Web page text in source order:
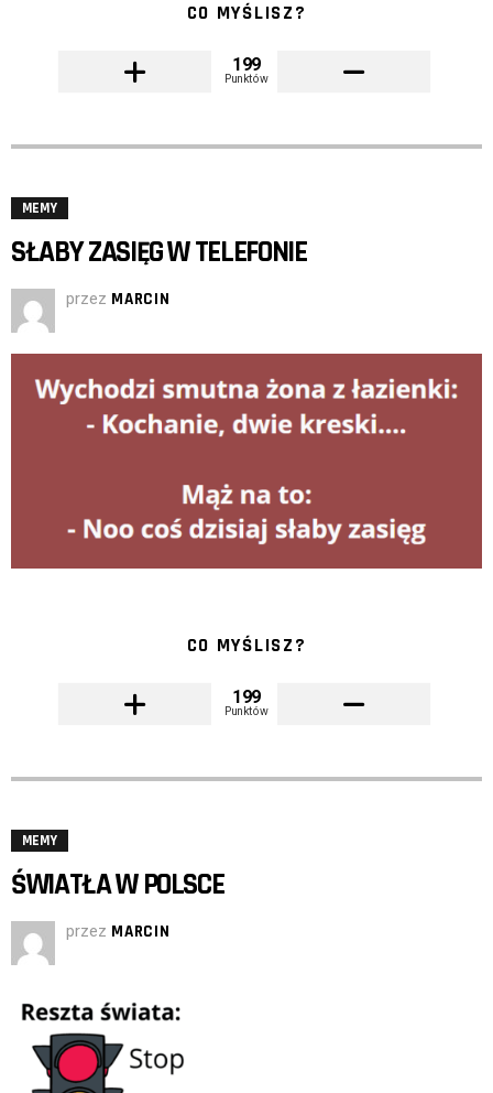
CO MYŚLISZ?
199
Punktów
MEMY
SŁABY ZASIĘG W TELEFONIE
przez MARCIN
CO MYŚLISZ?
199
Punktów
MEMY
ŚWIATŁA W POLSCE
przez MARCIN